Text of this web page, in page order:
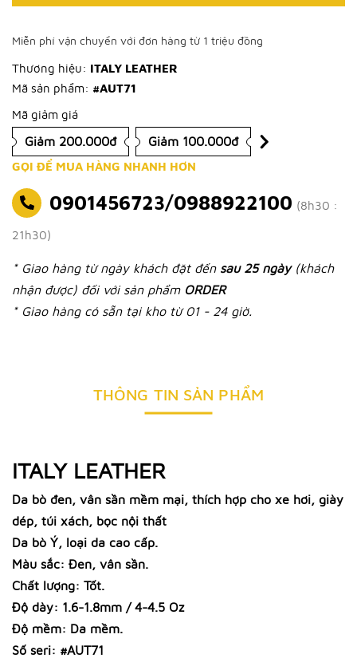
Miễn phí vận chuyển với đơn hàng từ 1 triệu đồng
Thương hiệu: ITALY LEATHER
Mã sản phẩm: #AUT71
Mã giảm giá
Giảm 200.000đ Giảm 100.000đ
GỌI ĐỂ MUA HÀNG NHANH HƠN
0901456723/0988922100 (8h30 :
21h30)
* Giao hàng từ ngày khách đặt đến sau 25 ngày (khách
nhận được) đối với sản phẩm ORDER
* Giao hàng có sẵn tại kho từ 01 - 24 giờ.
THÔNG TIN SẢN PHẨM
ITALY LEATHER
Da bò đen, vân sần mềm mại, thích hợp cho xe hơi, giày
dép, túi xách, bọc nội thất
Da bò Ý, loại da cao cấp.
Màu sắc: Đen, vân sần.
Chất lượng: Tốt.
Độ dày: 1.6-1.8mm / 4-4.5 Oz
Độ mềm: Da mềm.
Số seri: #AUT71